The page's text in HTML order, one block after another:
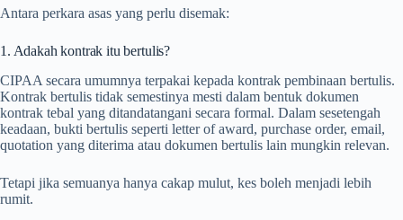
Antara perkara asas yang perlu disemak:
1. Adakah kontrak itu bertulis?
CIPAA secara umumnya terpakai kepada kontrak pembinaan bertulis.
Kontrak bertulis tidak semestinya mesti dalam bentuk dokumen
kontrak tebal yang ditandatangani secara formal. Dalam sesetengah
keadaan, bukti bertulis seperti letter of award, purchase order, email,
quotation yang diterima atau dokumen bertulis lain mungkin relevan.
Tetapi jika semuanya hanya cakap mulut, kes boleh menjadi lebih
rumit.